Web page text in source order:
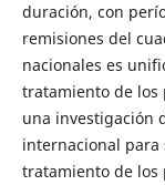
duración, con
remisiones del
nacionales es
tratamiento de los
una investigación
internacional para
tratamiento de los